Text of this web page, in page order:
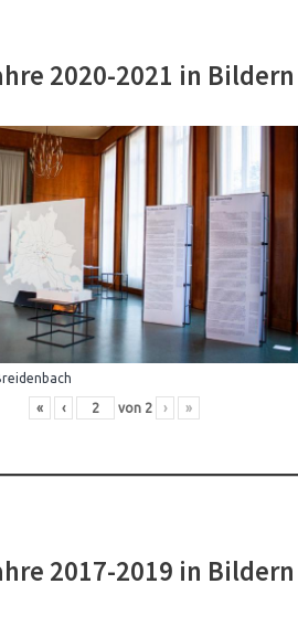
2020-2021 in Bildern
« ‹ von 2 › »
2017-2019 in Bildern